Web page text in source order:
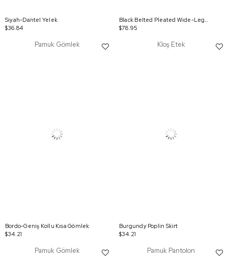
Siyah-Dantel Yelek
$36.84
Black Belted Pleated Wide-Leg Pants
$78.95
Pamuk Gömlek
Bordo-Geniş Kollu Kısa Gömlek
$34.21
Kloş Etek
Burgundy Poplin Skirt
$34.21
Pamuk Gömlek Pamuk Pantolon